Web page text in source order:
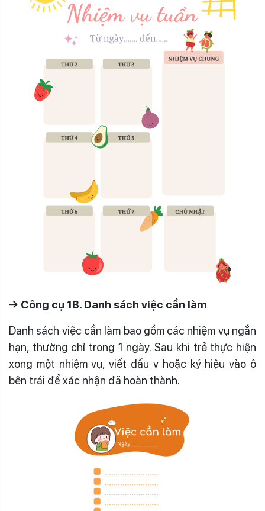
→ Công cụ 1B. Danh sách việc cần làm
Danh sách việc cần làm bao gồm các nhiệm vụ ngắn
hạn, thường chỉ trong 1 ngày. Sau khi trẻ thực hiện
xong một nhiệm vụ, viết dấu v hoặc ký hiệu vào ô
bên trái để xác nhận đã hoàn thành.